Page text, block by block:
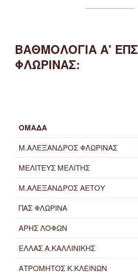
ΒΑΘΜΟΛΟΓΙΑ Α' ΕΠΣ
ΦΛΩΡΙΝΑΣ:
ΟΜΑΔΑ
Μ.ΑΛΕΞΑΝΔΡΟΣ ΦΛΩΡΙΝΑΣ
ΜΕΛΙΤΕΥΣ ΜΕΛΙΤΗΣ
Μ.ΑΛΕΞΑΝΔΡΟΣ ΑΕΤΟΥ
ΠΑΣ ΦΛΩΡΙΝΑ
ΑΡΗΣ ΛΟΦΩΝ
ΕΛΛΑΣ Α.ΚΑΛΛΙΝΙΚΗΣ
ΑΤΡΟΜΗΤΟΣ Κ.ΚΛΕΙΝΩΝ